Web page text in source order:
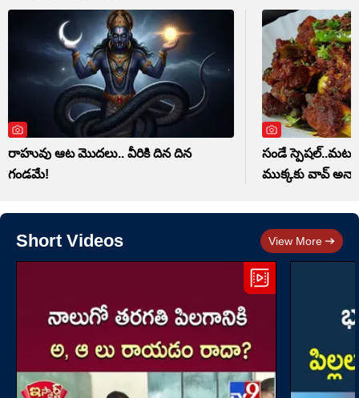
రాహువు ఆట మొదలు.. వీరికి దిన దిన
గండమే!
సండే స్పెషల్..మటన్
ముక్కకు వావ్
Short Videos View More